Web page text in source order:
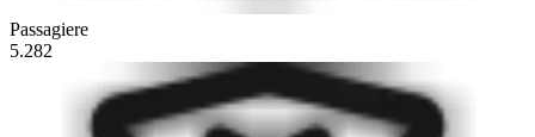
Passagiere
5.282